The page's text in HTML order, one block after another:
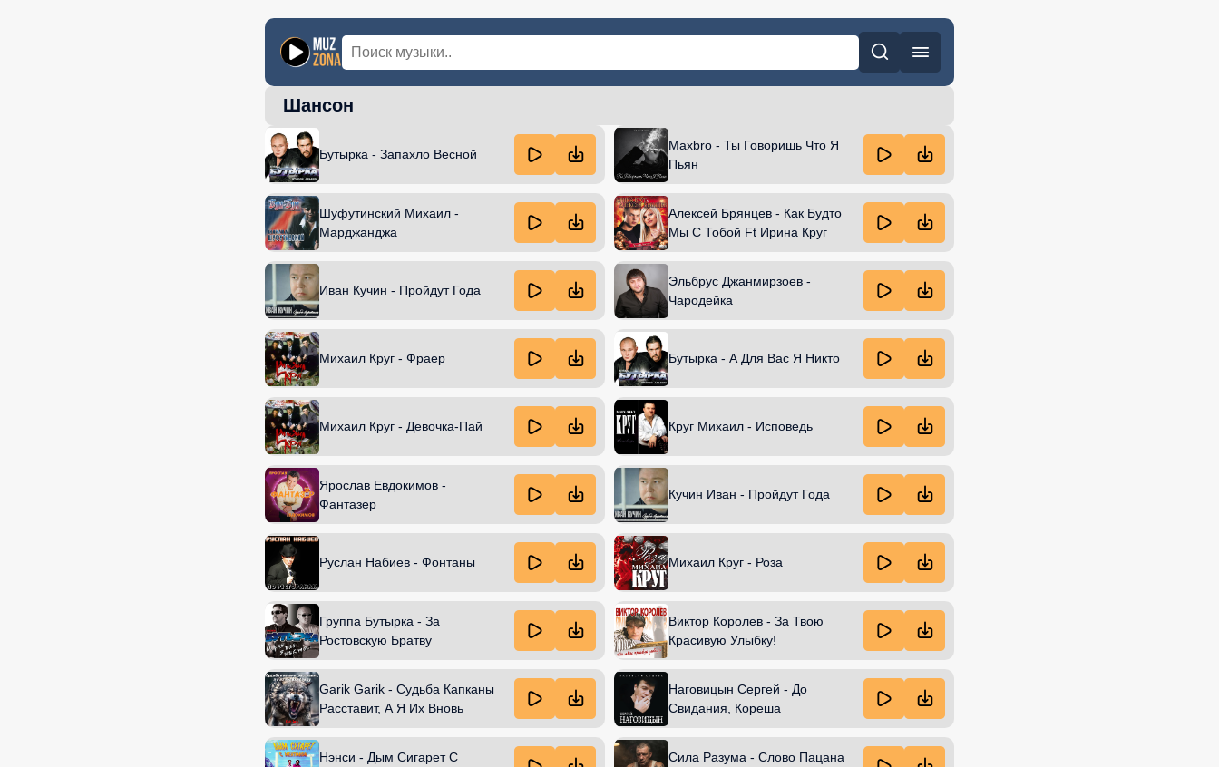
Шансон
Бутырка - Запахло Весной
Maxbro - Ты Говоришь Что Я
Пьян
Шуфутинский Михаил -
Марджанджа
Алексей Брянцев - Как Будто
Мы С Тобой Ft Ирина Круг
Иван Кучин - Пройдут Года
Эльбрус Джанмирзоев -
Чародейка
Михаил Круг - Фраер Бутырка - А Для Вас Я Никто
Михаил Круг - Девочка-Пай Круг Михаил - Исповедь
Ярослав Евдокимов -
Фантазер
Кучин Иван - Пройдут Года
Руслан Набиев - Фонтаны Михаил Круг - Роза
Группа Бутырка - За
Ростовскую Братву
Виктор Королев - За Твою
Красивую Улыбку!
Garik Garik - Судьба Капканы
Расставит, А Я Их Вновь
Наговицын Сергей - До
Свидания, Кореша
Нэнси - Дым Сигарет С
Сила Разума - Слово Пацана